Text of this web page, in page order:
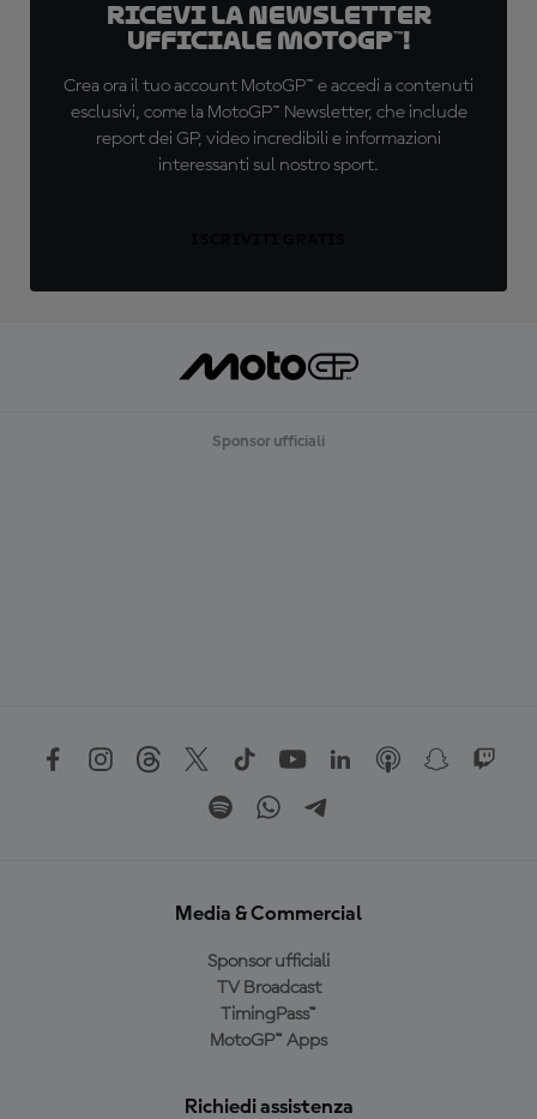
Ricevi la newsletter
ufficiale MotoGP™!
Crea ora il tuo account MotoGP™ e accedi a contenuti
esclusivi, come la MotoGP™ Newsletter, che include
report dei GP, video incredibili e informazioni
interessanti sul nostro sport.
Sponsor ufficiali
Media & Commercial
Sponsor ufficiali
TV Broadcast
TimingPass™
MotoGP™ Apps
Richiedi assistenza